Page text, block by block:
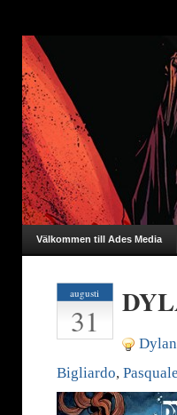
Välkommen till Ades Media
augusti
31
Bigliardo,